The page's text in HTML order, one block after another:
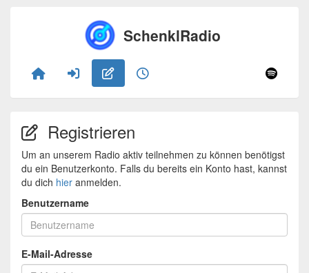
SchenklRadio
Registrieren
Um an unserem Radio aktiv teilnehmen zu können benötigst
du ein Benutzerkonto. Falls du bereits ein Konto hast, kannst
du dich hier anmelden.
Benutzername
E-Mail-Adresse